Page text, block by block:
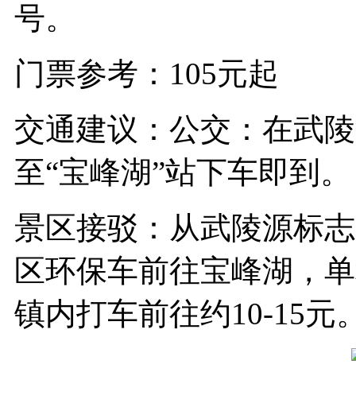
号。
门票参考：105元起
交通建议：公交：在武
至“宝峰湖”站下车即到。
景区接驳：从武陵源标
区环保车前往宝峰湖，
镇内打车前往约10-15元